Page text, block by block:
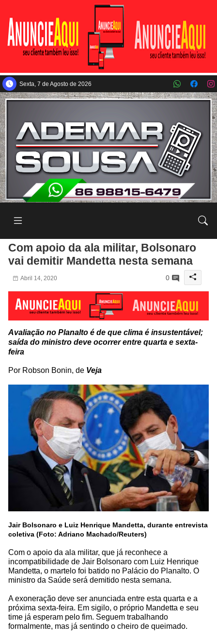
Pular para o conteúdo principal
Sexta, 7 de Agosto de 2026
Com apoio da ala militar, Bolsonaro
vai demitir Mandetta nesta semana
Abril 14, 2020 0
Avaliação no Planalto é de que clima é insustentável;
saída do ministro deve ocorrer entre quarta e sexta-
feira
Por Robson Bonin, de Veja
Jair Bolsonaro e Luiz Henrique Mandetta, durante entrevista
coletiva (Foto: Adriano Machado/Reuters)
Com o apoio da ala militar, que já reconhece a
incompatibilidade de Jair Bolsonaro com Luiz Henrique
Mandetta, o martelo foi batido no Palácio do Planalto. O
ministro da Saúde será demitido nesta semana.
A exoneração deve ser anunciada entre esta quarta e a
próxima sexta-feira. Em sigilo, o próprio Mandetta e seu
time já esperam pelo fim. Seguem trabalhando
formalmente, mas já sentindo o cheiro de queimado.